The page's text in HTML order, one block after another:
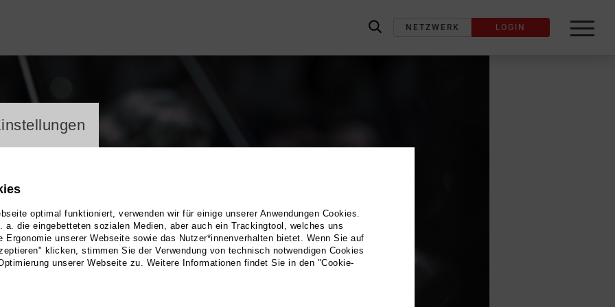
label_search
NETZWERK LOGIN
optimal funktioniert, verwenden wir für einige unserer Anwendungen Cookies.
a. die eingebetteten sozialen Medien, aber auch ein Trackingtool, welches uns
Ergonomie unserer Webseite sowie das Nutzer*innenverhalten bietet. Wenn Sie auf
klicken, stimmen Sie der Verwendung von technisch notwendigen Cookies
unserer Webseite zu. Weitere Informationen findet Sie in den "Cookie-